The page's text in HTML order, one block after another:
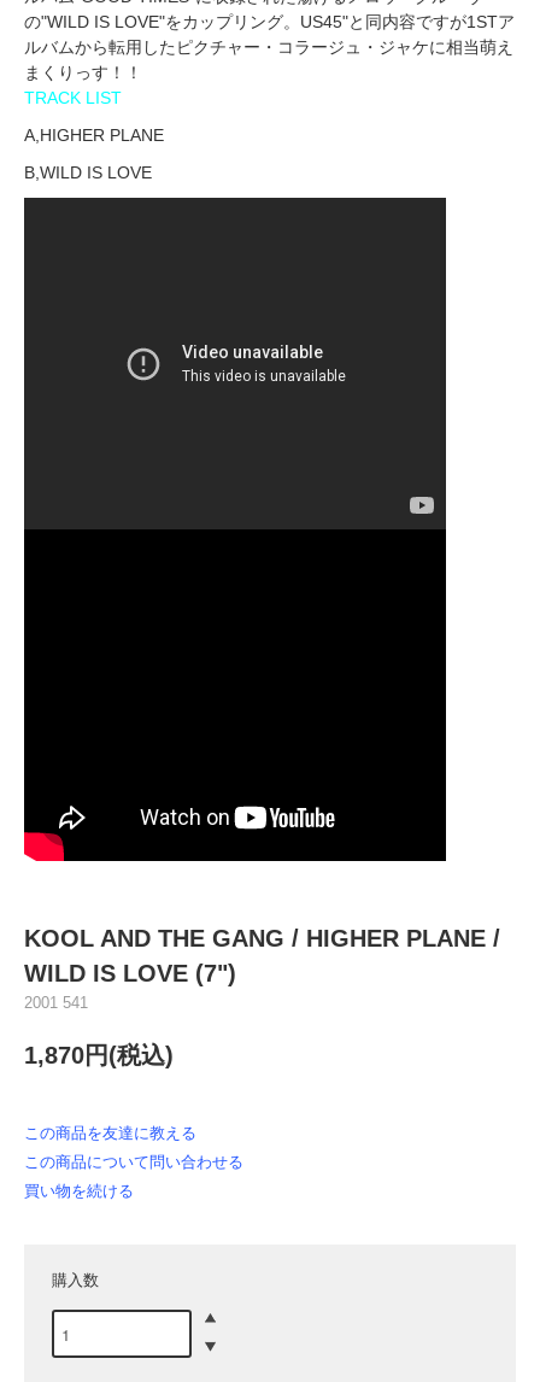
の"WILD IS LOVE"をカップリング。US45"と同内容ですが1STア
ルバムから転用したピクチャー・コラージュ・ジャケに相当萌え
まくりっす！！
TRACK LIST
A,HIGHER PLANE
B,WILD IS LOVE
KOOL AND THE GANG / HIGHER PLANE /
WILD IS LOVE (7")
2001 541
1,870円(税込)
この商品を友達に教える
この商品について問い合わせる
買い物を続ける
購入数